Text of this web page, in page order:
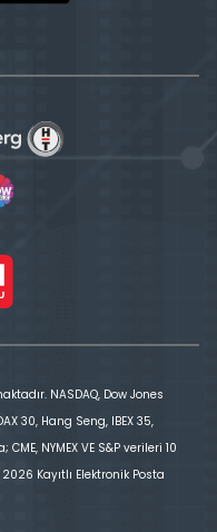
NASDAQ, Dow Jones
30, Hang Seng, IBEX 35,
NYMEX VE S&P verileri 10
Kayıtlı Elektronik Posta